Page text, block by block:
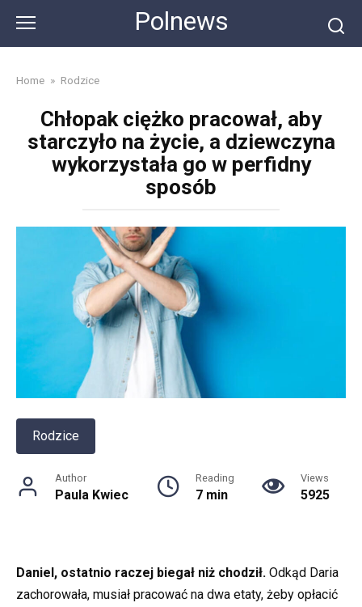
content
Polnews
Home » Rodzice
Chłopak ciężko pracował, aby
starczyło na życie, a dziewczyna
wykorzystała go w perfidny
sposób
Rodzice
Author
Paula Kwiec
Reading
7 min
Views
5925
Daniel, ostatnio raczej biegał niż chodził. Odkąd Daria
zachorowała, musiał pracować na dwa etaty, żeby opłacić